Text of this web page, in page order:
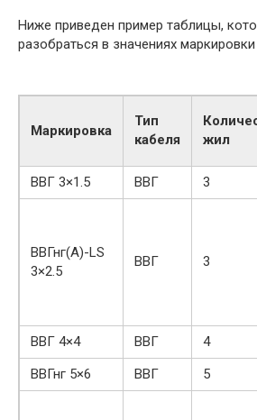
Ниже приведен пример таблицы,
разобраться в значениях
Маркировка
Тип
кабеля
жил
ВВГ 3×1.5 ВВГ 3
ВВГнг(А)-LS
3×2.5
ВВГ 3
ВВГ 4×4
ВВГ 4
ВВГнг 5×6
ВВГ 5